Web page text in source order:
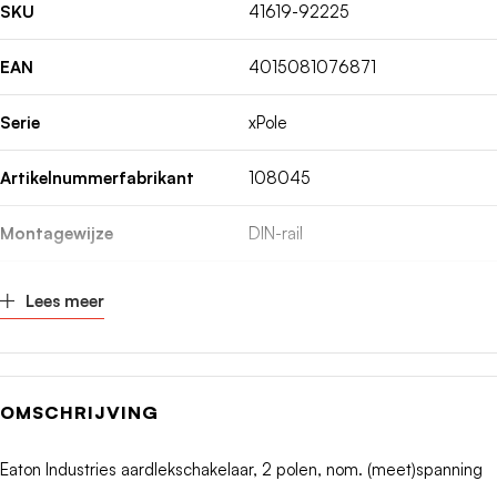
SKU 41619-92225
EAN 4015081076871
Serie xPole
Artikelnummerfabrikant 108045
Montagewijze DIN-rail
Spanningstype
Lees meer
OMSCHRIJVING
Eaton Industries aardlekschakelaar, 2 polen, nom. (meet)spanning